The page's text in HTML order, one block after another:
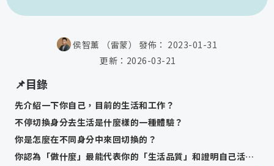
📌目錄
先介紹一下你自己，目前的生活和工作？
不停切換身分去生活是什麼樣的一種體驗？
你是怎麼在不同身分中來回切換的？
你認為「做什麼」最能代表你的「生活品質」和證明自己活著？
侯智薰 （雷蒙） 發佈： 2023-01-31
更新： 2026-03-21